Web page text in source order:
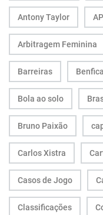
Antony Taylor
Arbitragem Feminina
Barreiras Benfica
Bola ao solo
Bruno Paixão
Carlos Xistra
Casos de Jogo
Classificações